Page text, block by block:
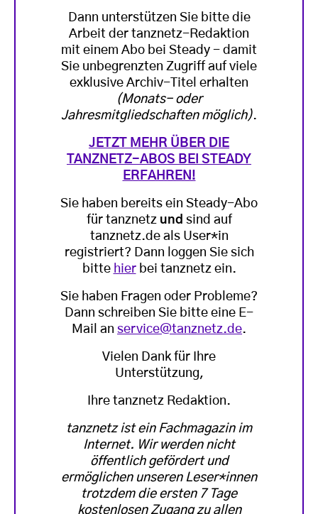
Dann unterstützen Sie bitte die
Arbeit der tanznetz-Redaktion
mit einem Abo bei Steady - damit
Sie unbegrenzten Zugriff auf viele
exklusive Archiv-Titel erhalten
(Monats- oder
Jahresmitgliedschaften möglich).
JETZT MEHR ÜBER DIE
TANZNETZ-ABOS BEI STEADY
ERFAHREN!
Sie haben bereits ein Steady-Abo
für tanznetz und sind auf
tanznetz.de als User*in
registriert? Dann loggen Sie sich
bitte hierbei tanznetz ein.
Sie haben Fragen oder Probleme?
Dann schreiben Sie bitte eine E-
Mail an service@tanznetz.de.
Vielen Dank für Ihre
Unterstützung,
Ihre tanznetz Redaktion.
tanznetz ist ein Fachmagazin im
Internet. Wir werden nicht
öffentlich gefördert und
ermöglichen unseren Leser*innen
trotzdem die ersten 7 Tage
kostenlosen Zugang zu allen